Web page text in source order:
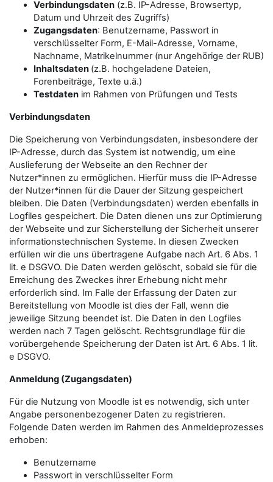
Verbindungsdaten (z.B. IP-Adresse, Browsertyp,
Datum und Uhrzeit des Zugriffs)
Zugangsdaten: Benutzername, Passwort in
verschlüsselter Form, E-Mail-Adresse, Vorname,
Nachname, Matrikelnummer (nur Angehörige der RUB)
Inhaltsdaten (z.B. hochgeladene Dateien,
Forenbeiträge, Texte u.ä.)
Testdaten im Rahmen von Prüfungen und Tests
Verbindungsdaten
Die Speicherung von Verbindungsdaten, insbesondere der
IP-Adresse, durch das System ist notwendig, um eine
Auslieferung der Webseite an den Rechner der
Nutzer*innen zu ermöglichen. Hierfür muss die IP-Adresse
der Nutzer*innen für die Dauer der Sitzung gespeichert
bleiben. Die Daten (Verbindungsdaten) werden ebenfalls in
Logfiles gespeichert. Die Daten dienen uns zur Optimierung
der Webseite und zur Sicherstellung der Sicherheit unserer
informationstechnischen Systeme. In diesen Zwecken
erfüllen wir die uns übertragene Aufgabe nach Art. 6 Abs. 1
lit. e DSGVO. Die Daten werden gelöscht, sobald sie für die
Erreichung des Zweckes ihrer Erhebung nicht mehr
erforderlich sind. Im Falle der Erfassung der Daten zur
Bereitstellung von Moodle ist dies der Fall, wenn die
jeweilige Sitzung beendet ist. Die Daten in den Logfiles
werden nach 7 Tagen gelöscht. Rechtsgrundlage für die
vorübergehende Speicherung der Daten ist Art. 6 Abs. 1 lit.
e DSGVO.
Anmeldung (Zugangsdaten)
Für die Nutzung von Moodle ist es notwendig, sich unter
Angabe personenbezogener Daten zu registrieren.
Folgende Daten werden im Rahmen des Anmeldeprozesses
erhoben:
Benutzername
Passwort in verschlüsselter Form